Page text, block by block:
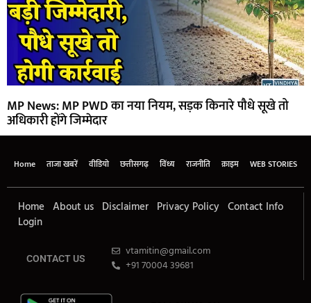
MP News: MP PWD का नया नियम, सड़क किनारे पौधे सूखे तो
अधिकारी होंगे जिम्मेदार
Home ताजा खबरें वीडियो छत्तीसगढ़ विंध्य राजनीति क्राइम WEB STORIES
Home About us Disclaimer Privacy Policy Contact Info
Login
CONTACT US
vtamitin@gmail.com
+91 70004 39681